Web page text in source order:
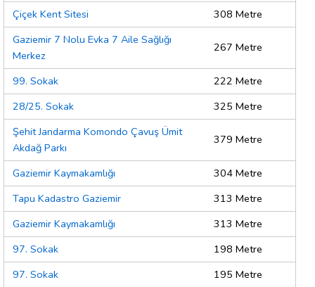
Çiçek Kent Sitesi
308 Metre
Gaziemir 7 Nolu Evka 7 Aile Sağlığı
Merkez
267 Metre
99. Sokak
222 Metre
28/25. Sokak
325 Metre
Şehit Jandarma Komondo Çavuş Ümit
Akdağ Parkı
379 Metre
Gaziemir Kaymakamlığı
304 Metre
Tapu Kadastro Gaziemir
313 Metre
Gaziemir Kaymakamlığı
313 Metre
97. Sokak
198 Metre
97. Sokak
195 Metre